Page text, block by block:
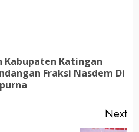
Kabupaten Katingan
Fraksi Nasdem Di
Next